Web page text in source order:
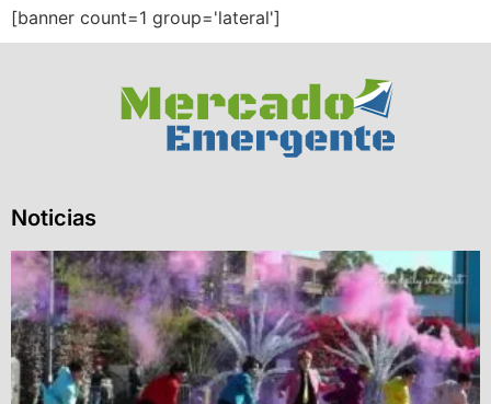
[banner count=1 group='lateral']
Noticias